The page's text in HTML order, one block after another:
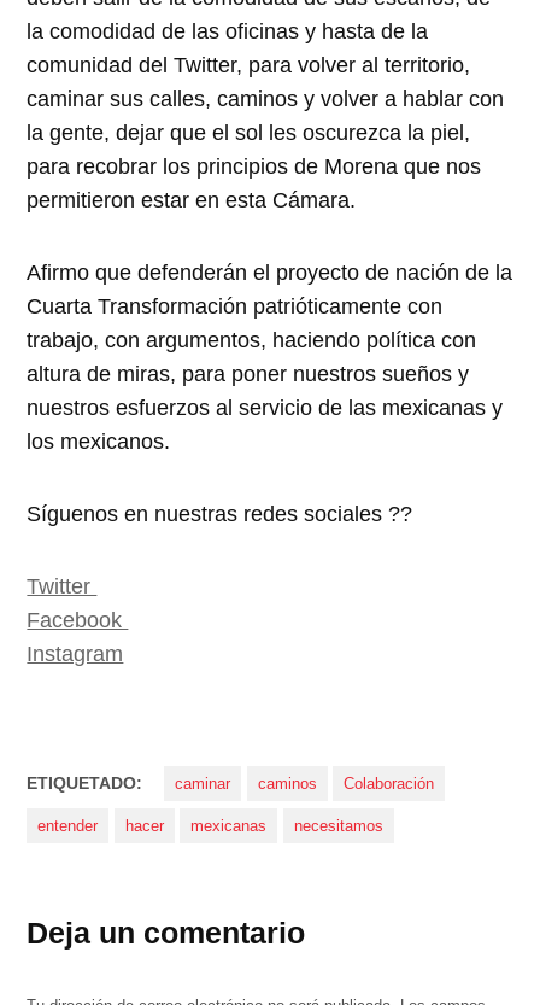
la comodidad de las oficinas y hasta de la
comunidad del Twitter, para volver al territorio,
caminar sus calles, caminos y volver a hablar con
la gente, dejar que el sol les oscurezca la piel,
para recobrar los principios de Morena que nos
permitieron estar en esta Cámara.
Afirmo que defenderán el proyecto de nación de la
Cuarta Transformación patrióticamente con
trabajo, con argumentos, haciendo política con
altura de miras, para poner nuestros sueños y
nuestros esfuerzos al servicio de las mexicanas y
los mexicanos.
Síguenos en nuestras redes sociales ??
Twitter
Facebook
Instagram
ETIQUETADO: caminar caminos Colaboración
entender hacer mexicanas necesitamos
Deja un comentario